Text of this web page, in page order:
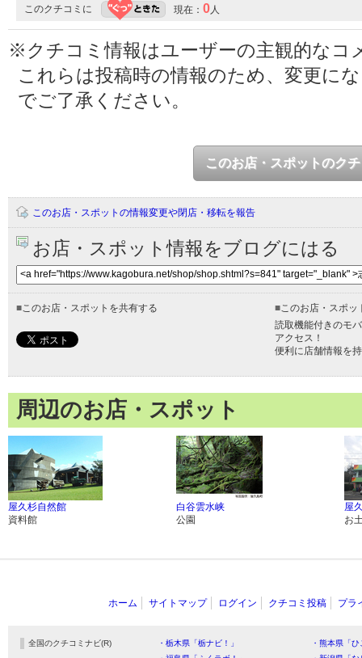
このクチコミに 現在： 0 人
※クチコミ情報はユーザーの主観的なコ
これらは投稿時の情報のため、変更に
でご了承ください。
このお店・スポットのク
このお店・スポットの情報変更や閉店・移転を報告
お店・スポット情報をブログにはる
■ このお店・スポットを共有する ■ このお店・スポ
読取機能付きのモ
アクセス！
便利に店舗情報を
周辺のお店・スポット
屋久杉自然館
資料館
白谷雲水峡
公園
屋
お
ホーム サイトマップ ログイン クチコミ投稿 プラ
全国のクチコミナビ(R) ・栃木県「栃ナビ！」
・熊本県「